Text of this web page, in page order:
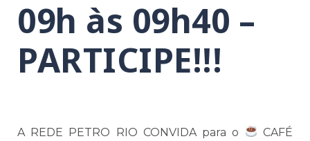
09h às 09h40 –
PARTICIPE!!!
A REDE PETRO RIO CONVIDA para o
CAFÉ